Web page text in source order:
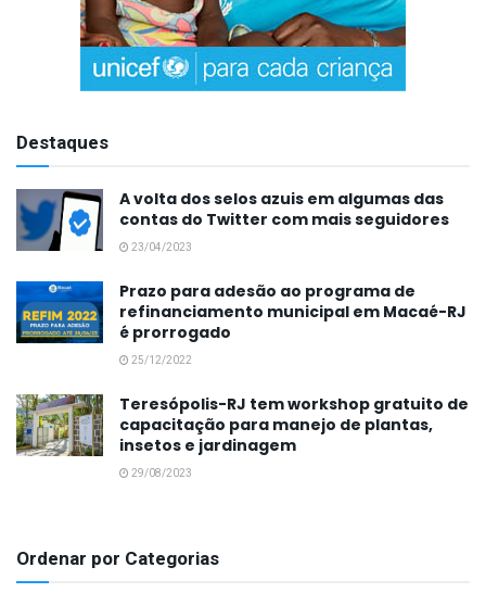
Destaques
A volta dos selos azuis em algumas das
contas do Twitter com mais seguidores
23/04/2023
Prazo para adesão ao programa de
refinanciamento municipal em Macaé-RJ
é prorrogado
25/12/2022
Teresópolis-RJ tem workshop gratuito de
capacitação para manejo de plantas,
insetos e jardinagem
29/08/2023
Ordenar por Categorias